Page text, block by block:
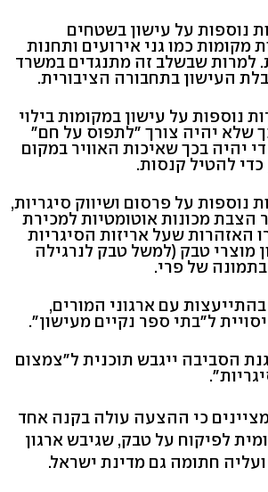
נוספות על עישון בשטחים
מקומות כמו גני אירועים ותחנות
למרות שבשלב זה מתנגדים במשרד
העישון בתחבורה הציבורית.
נוספות על עישון במקומות בילוי
שלא יהיה צורך "לתפוס על חם"
יהיה בכך שאיכות האוויר במקום
להטיל קנסות.
נוספות על פרסום ושיווק סיגריות,
מכונות אוטומטיות למכירת
האזהרות שעל אריזות הסיגריות
מוצרי טבק (למשל טבק לנרגילה
של פרי.
עם ארגוני המורים,
ל"בתי ספר נקיים מעישון".
הסביבה ייגבש תוכנית ל"צמצום
כי ההצעה עולה בקנה אחד
לפיקוח על טבק, שגיבש ארגון
חתומה גם מדינת ישראל.